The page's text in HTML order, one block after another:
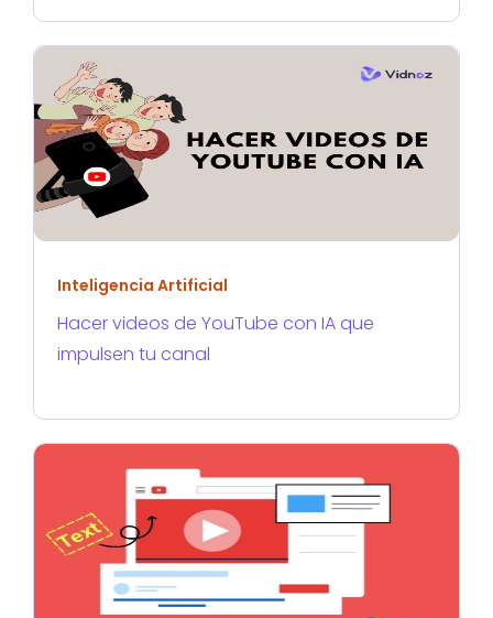
Inteligencia Artificial
Hacer videos de YouTube con IA que
impulsen tu canal